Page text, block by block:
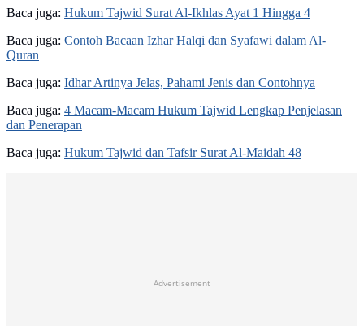
Baca juga: Hukum Tajwid Surat Al-Ikhlas Ayat 1 Hingga 4
Baca juga: Contoh Bacaan Izhar Halqi dan Syafawi dalam Al-
Quran
Baca juga: Idhar Artinya Jelas, Pahami Jenis dan Contohnya
Baca juga: 4 Macam-Macam Hukum Tajwid Lengkap Penjelasan
dan Penerapan
Baca juga: Hukum Tajwid dan Tafsir Surat Al-Maidah 48
Advertisement